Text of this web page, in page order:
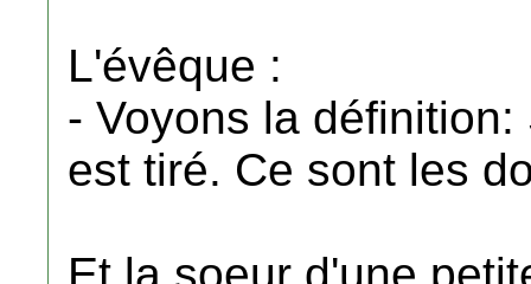
L'évêque :
- Voyons la
est tiré. Ce sont les